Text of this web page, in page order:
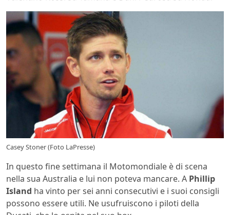
Casey Stoner (Foto LaPresse)
In questo fine settimana il Motomondiale è di scena
nella sua Australia e lui non poteva mancare. A Phillip
Island ha vinto per sei anni consecutivi e i suoi consigli
possono essere utili. Ne usufruiscono i piloti della